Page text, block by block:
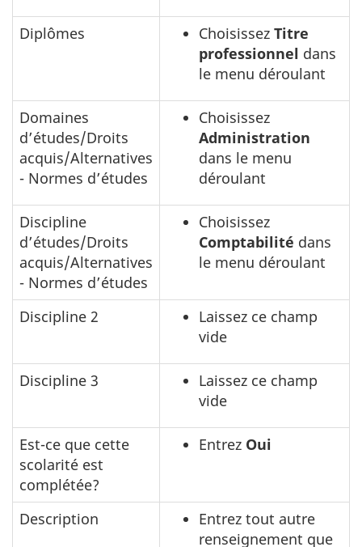
Diplômes Choisissez Titre
professionnel dans
le menu déroulant
Domaines
d’études/Droits
acquis/Alternatives
- Normes d’études
Choisissez
Administration
dans le menu
déroulant
Discipline
d’études/Droits
acquis/Alternatives
- Normes d’études
Choisissez
Comptabilité dans
le menu déroulant
Discipline 2
Laissez ce champ
vide
Discipline 3
Laissez ce champ
vide
Est-ce que cette
scolarité est
complétée?
Entrez Oui
Description
Entrez tout autre
renseignement que